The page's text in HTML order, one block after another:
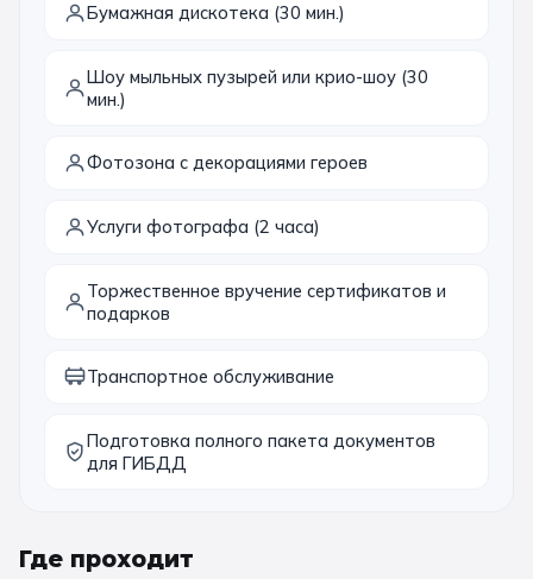
Бумажная дискотека (30 мин.)
Шоу мыльных пузырей или крио-шоу (30
мин.)
Фотозона с декорациями героев
Услуги фотографа (2 часа)
Торжественное вручение сертификатов и
подарков
Транспортное обслуживание
Подготовка полного пакета документов
для ГИБДД
Где проходит